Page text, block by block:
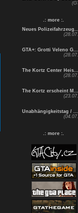
.: more :.
Neues Polizeifahrzeug...
GTA+: Grotti Veleno G...
The Kortz Center Heis...
The Kortz erscheint M...
Unabhängigkeitstag / ...
.: more :.